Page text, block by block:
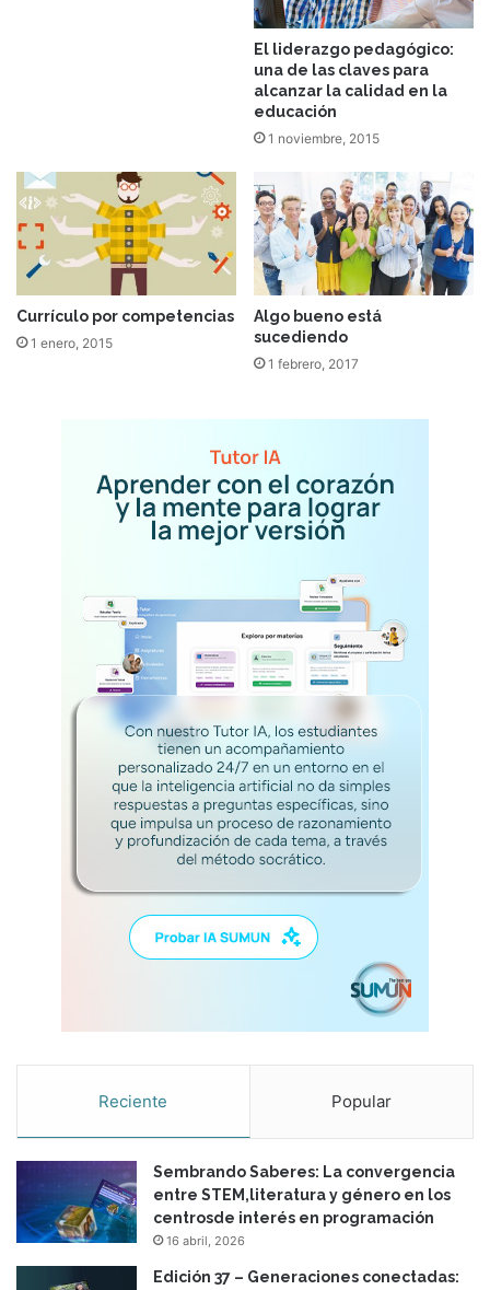
El liderazgo pedagógico:
una de las claves para
alcanzar la calidad en la
educación
1 noviembre, 2015
Currículo por competencias
1 enero, 2015
Algo bueno está
sucediendo
1 febrero, 2017
Reciente Popular
Sembrando Saberes: La convergencia
entre STEM,literatura y género en los
centrosde interés en programación
16 abril, 2026
Edición 37 – Generaciones conectadas: